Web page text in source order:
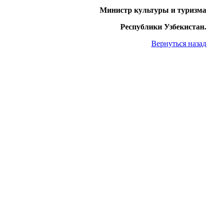
Министр культуры и туризма
Республики Узбекистан.
Вернуться назад